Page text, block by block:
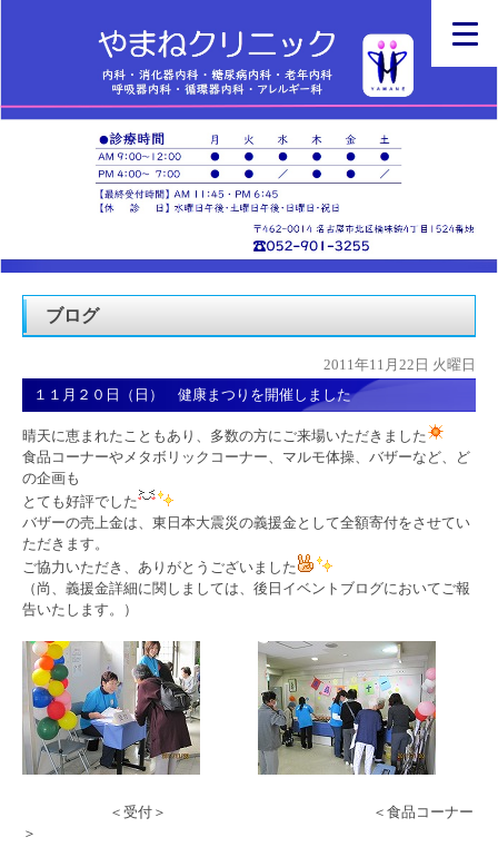
ブログ
2011年11月22日 火曜日
１１月２０日（日） 健康まつりを開催しました
晴天に恵まれたこともあり、多数の方にご来場いただきました
食品コーナーやメタボリックコーナー、マルモ体操、バザーなど、ど
の企画も
とても好評でした
バザーの売上金は、東日本大震災の義援金として全額寄付をさせてい
ただきます。
ご協力いただき、ありがとうございました
（尚、義援金詳細に関しましては、後日イベントブログにおいてご報
告いたします。）
＜受付＞ ＜食品コーナー
＞